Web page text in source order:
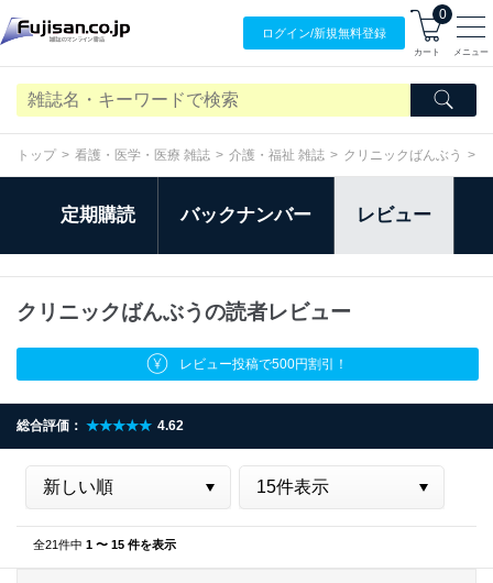
ログイン/新規無料登録
0
カート メニュー
トップ 看護・医学・医療 雑誌 介護・福祉 雑誌 クリニックばんぶう
定期購読 バックナンバー レビュー
クリニックばんぶうの読者レビュー
レビュー投稿で500円割引！
総合評価： ★★★★★ 4.62
全21件中 1 〜 15 件を表示